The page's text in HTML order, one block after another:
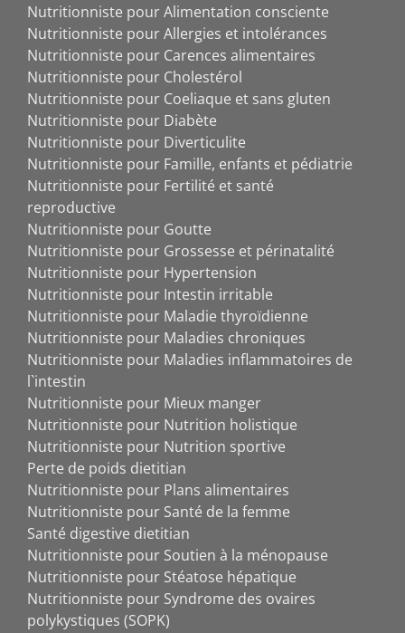
Nutritionniste pour Alimentation consciente
Nutritionniste pour Allergies et intolérances
Nutritionniste pour Carences alimentaires
Nutritionniste pour Cholestérol
Nutritionniste pour Coeliaque et sans gluten
Nutritionniste pour Diabète
Nutritionniste pour Diverticulite
Nutritionniste pour Famille, enfants et pédiatrie
Nutritionniste pour Fertilité et santé
reproductive
Nutritionniste pour Goutte
Nutritionniste pour Grossesse et périnatalité
Nutritionniste pour Hypertension
Nutritionniste pour Intestin irritable
Nutritionniste pour Maladie thyroïdienne
Nutritionniste pour Maladies chroniques
Nutritionniste pour Maladies inflammatoires de
l`intestin
Nutritionniste pour Mieux manger
Nutritionniste pour Nutrition holistique
Nutritionniste pour Nutrition sportive
Perte de poids dietitian
Nutritionniste pour Plans alimentaires
Nutritionniste pour Santé de la femme
Santé digestive dietitian
Nutritionniste pour Soutien à la ménopause
Nutritionniste pour Stéatose hépatique
Nutritionniste pour Syndrome des ovaires
polykystiques (SOPK)